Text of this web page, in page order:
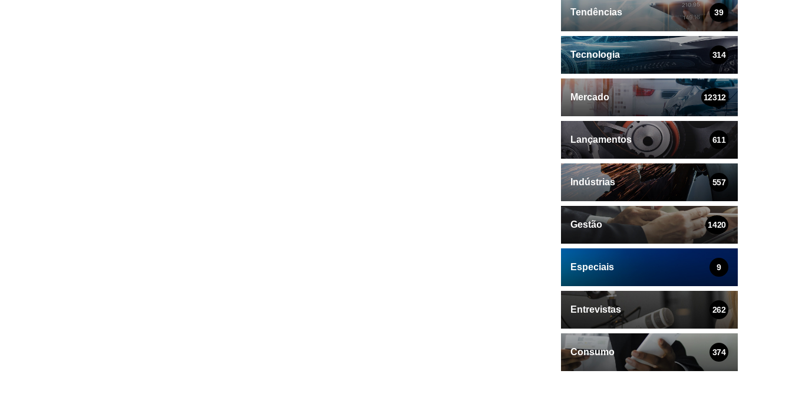
Tendências 39
Tecnologia 314
Mercado 12312
Lançamentos 611
Indústrias 557
Gestão 1420
Especiais 9
Entrevistas 262
Consumo 374